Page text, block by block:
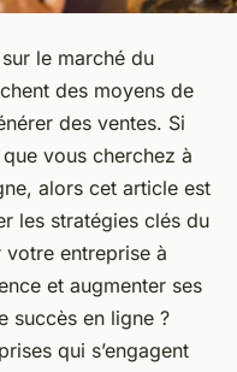
le marché du
des moyens de
des ventes. Si
vous cherchez à
alors cet article est
les stratégies clés du
entreprise à
et augmenter ses
succès en ligne ?
qui s’engagent